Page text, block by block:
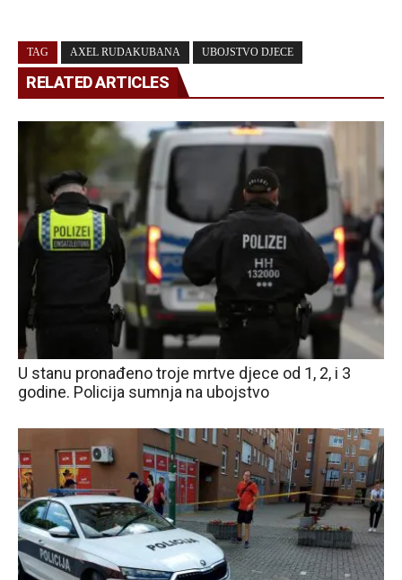
TAG AXEL RUDAKUBANA UBOJSTVO DJECE
RELATED ARTICLES
U stanu pronađeno troje mrtve djece od 1, 2, i 3
godine. Policija sumnja na ubojstvo